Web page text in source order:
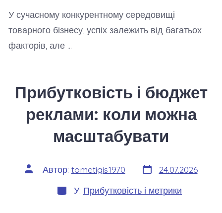
У сучасному конкурентному середовищі
товарного бізнесу, успіх залежить від багатьох
факторів, але …
Прибутковість і бюджет
реклами: коли можна
масштабувати
Автор
запису
Автор: tometigis1970 Дата
запису
24.07.2026
Категорії
У: Прибутковість і метрики